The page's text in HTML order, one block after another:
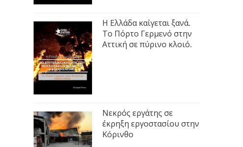
Η Ελλάδα καίγεται ξανά.
Το Πόρτο Γερμενό στην
Αττική σε πύρινο κλοιό.
Νεκρός εργάτης σε
έκρηξη εργοστασίου στην
Κόρινθο